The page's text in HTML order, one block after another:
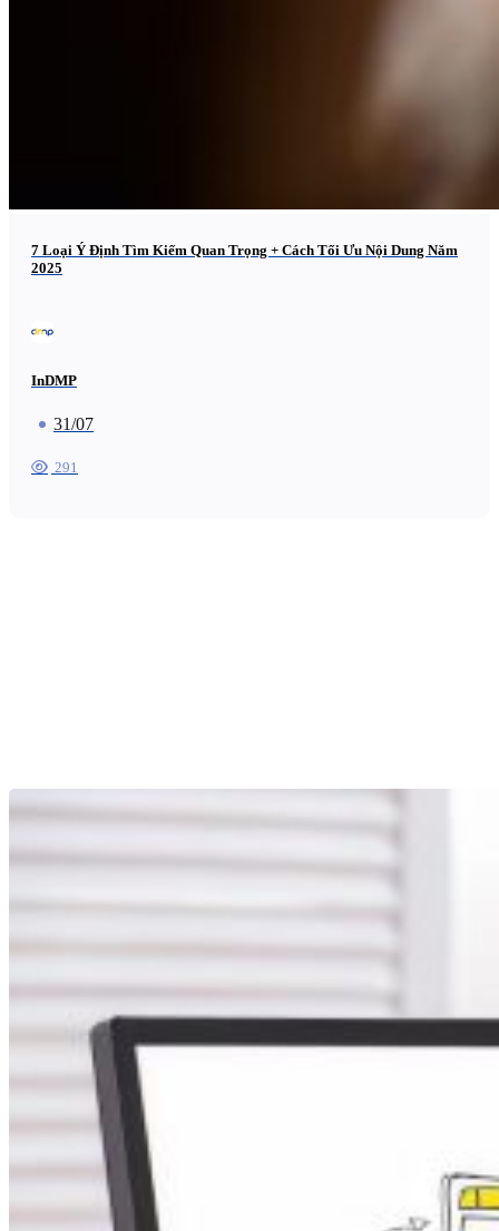
7 Loại Ý Định Tìm Kiếm Quan Trọng + Cách Tối Ưu Nội Dung Năm
2025
InDMP
31/07
291